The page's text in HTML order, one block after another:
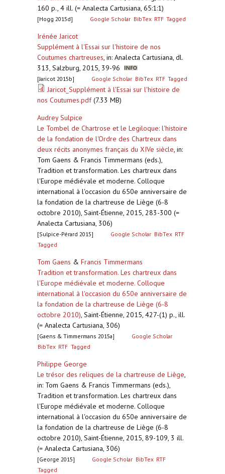
160 p., 4 ill. (= Analecta Cartusiana, 65:1:1)
[Hogg 2015d] Google Scholar BibTex RTF Tagged
Irénée Jaricot
Supplément à l'Essai sur l'histoire de nos
Coutumes chartreuses, in: Analecta Cartusiana, dl.
313, Salzburg, 2015, 39-96
[Jaricot 2015b] Google Scholar BibTex RTF Tagged
Jaricot_Supplément à l'Essai sur l'histoire de
nos Coutumes.pdf(7.33 MB)
Audrey Sulpice
Le Tombel de Chartrose et le Legiloque: l'histoire
de la fondation de l'Ordre des Chartreux dans
deux récits anonymes français du XIVe siècle, in:
Tom Gaens & Francis Timmermans (eds.),
Tradition et transformation. Les chartreux dans
l'Europe médiévale et moderne. Colloque
international à l'occasion du 650e anniversaire de
la fondation de la chartreuse de Liège (6-8
octobre 2010), Saint-Étienne, 2015, 283-300 (=
Analecta Cartusiana, 306)
[Sulpice-Pérard 2015] Google Scholar BibTex RTF
Tagged
Tom Gaens & Francis Timmermans
Tradition et transformation. Les chartreux dans
l'Europe médiévale et moderne. Colloque
international à l'occasion du 650e anniversaire de
la fondation de la chartreuse de Liège (6-8
octobre 2010), Saint-Étienne, 2015, 427-(1) p., ill.
(= Analecta Cartusiana, 306)
[Gaens & Timmermans 2015a]
Google Scholar
BibTex RTF Tagged
Philippe George
Le trésor des reliques de la chartreuse de Liège,
in: Tom Gaens & Francis Timmermans (eds.),
Tradition et transformation. Les chartreux dans
l'Europe médiévale et moderne. Colloque
international à l'occasion du 650e anniversaire de
la fondation de la chartreuse de Liège (6-8
octobre 2010), Saint-Étienne, 2015, 89-109, 3 ill.
(= Analecta Cartusiana, 306)
[George 2015] Google Scholar BibTex RTF
Tagged